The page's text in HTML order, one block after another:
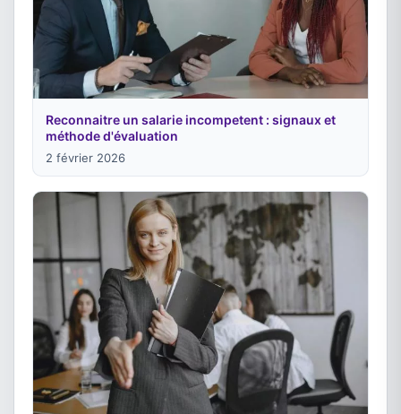
Reconnaitre un salarie incompetent : signaux et
méthode d'évaluation
2 février 2026